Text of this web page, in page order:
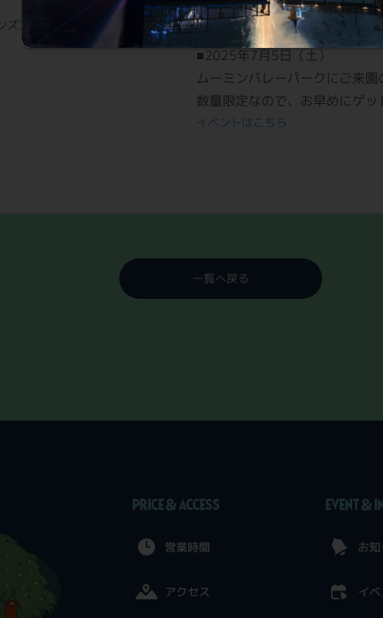
アカデミー」の様子です。 当日ご来園のお客様にJagabeeの
■2025年7月5日（土）
ムーミンバレーパークにご来
数量限定なので、お早めにゲッ
イベントはこちら
一覧へ戻る
PRICE & ACCESS
営業時間
アクセス
EVENT &
お
イ